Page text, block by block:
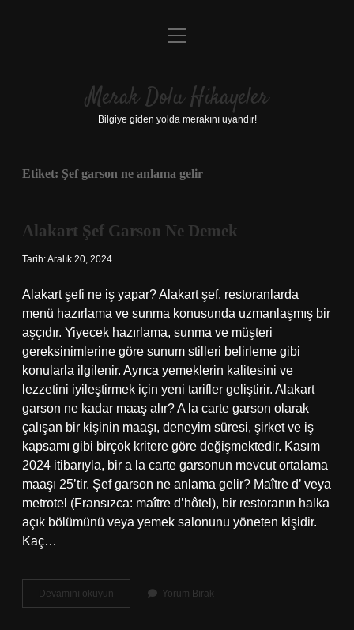
Anasayfa
Yasal Uyarı
menüyü
Merak Dolu Hikayeler
Bilgiye giden yolda merakını uyandır!
Etiket: Şef garson ne anlama gelir
Alakart Şef Garson Ne Demek
Tarih: Aralık 20, 2024
Alakart şefi ne iş yapar? Alakart şef, restoranlarda
menü hazırlama ve sunma konusunda uzmanlaşmış bir
aşçıdır. Yiyecek hazırlama, sunma ve müşteri
gereksinimlerine göre sunum stilleri belirleme gibi
konularla ilgilenir. Ayrıca yemeklerin kalitesini ve
lezzetini iyileştirmek için yeni tarifler geliştirir. Alakart
garson ne kadar maaş alır? A la carte garson olarak
çalışan bir kişinin maaşı, deneyim süresi, şirket ve iş
kapsamı gibi birçok kritere göre değişmektedir. Kasım
2024 itibarıyla, bir a la carte garsonun mevcut ortalama
maaşı 25’tir. Şef garson ne anlama gelir? Maître d’ veya
metrotel (Fransızca: maître d’hôtel), bir restoranın halka
açık bölümünü veya yemek salonunu yöneten kişidir.
Kaç…
Devamını okuyun
Şef
Yorum Bırak